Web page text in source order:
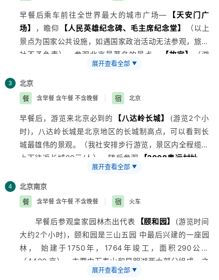
早餐后乘车前往全世界最大的城市广场—
【天安门广
场】
，瞻仰 【人民英雄纪念碑、毛主席纪念堂】
（以上
景点为国家公共设施，如遇国家政治活动无法参观， 旅行
社不予负责）。参观北京 最著名的景点— 【故宫】
（游
览2个小时以上），故宫旧称紫禁城，是明清两代24代帝
王执政并居住的皇宫，也是中国现存最大最完整的古建筑
群。北京什刹海风景酒吧一条街，游览参观
监】
。国子监是中国古代隋朝以后的中央官学，为中国
古代教育体系中的最高学府。之后前往百年历史赫赫有名
的 【王府井大街、东华门风味小吃一条街】
★推荐美食：【东华门风味小吃一条街】有老北京的爆
肚、炒肝、炸酱面、豆汁焦圈、卤煮火烧、炸灌肠、驴打
展开查看全部 ▼
3
北京
餐
含早餐 含午餐 不含晚餐 宿 北京
早餐后，游览来北京必到的 【八达岭长城】
(游览2个小
时)，八达岭长城是北京地区的长城制高点，可以看到长
城最雄伟的景观。（我社安排步行游览，景区内全程缆车
上下往返长城80元/人）。随后参观
【2008奥运村址---
，近距离外观鸟巢、水立方。观看
北京天桥杂技】
界】
展开查看全部 ▼
4 北京南京
餐
含早餐 含午餐 不含晚餐 宿 火车
早餐后参观皇家园林杰出代表 【颐和园】
(游览时间
大约2个小时)，颐和园是三山五园 中最后兴建的一座园
林， 始建于1750年，1764年竣工，面积290公顷
（4400 亩），主要由万寿山和昆明湖两大部分组成。之
前门大栅栏】，这里一直是老北京的商贾
展开查看全部 ▼